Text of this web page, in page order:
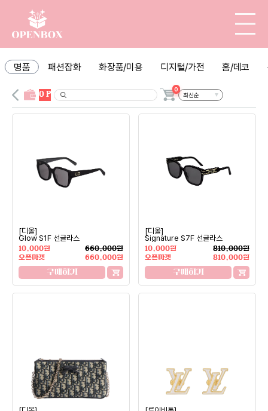
명품 패션잡화 화장품/미용 디지털/가전 홈/데코
0 P
0
[디올]
Glow S1F 선글라스
10,000원
660,000원
오픈마켓
660,000원
구매하기
[디올]
Signature S7F 선글라스
10,000원
810,000원
오픈마켓
810,000원
구매하기